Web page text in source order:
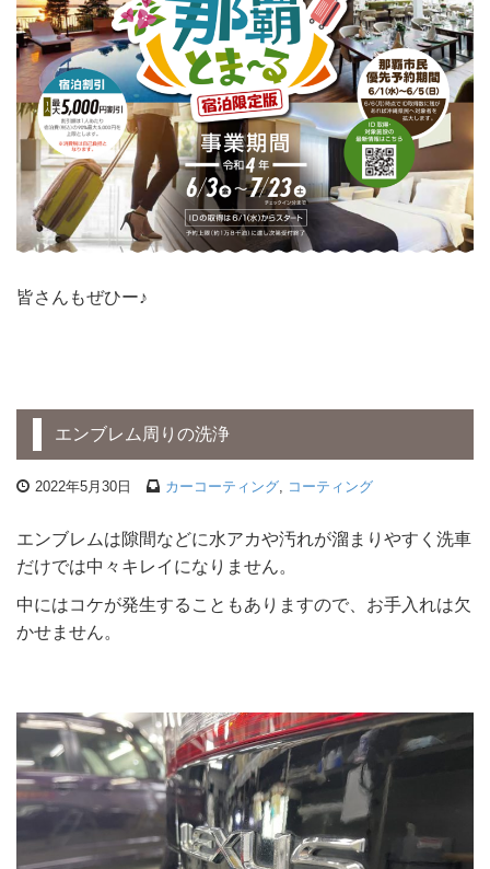
皆さんもぜひー♪
エンブレム周りの洗浄
2022年5月30日 カーコーティング コーティング
エンブレムは隙間などに水アカや汚れが溜まりやすく洗車
だけでは中々キレイになりません。
中にはコケが発生することもありますので、お手入れは欠
かせません。